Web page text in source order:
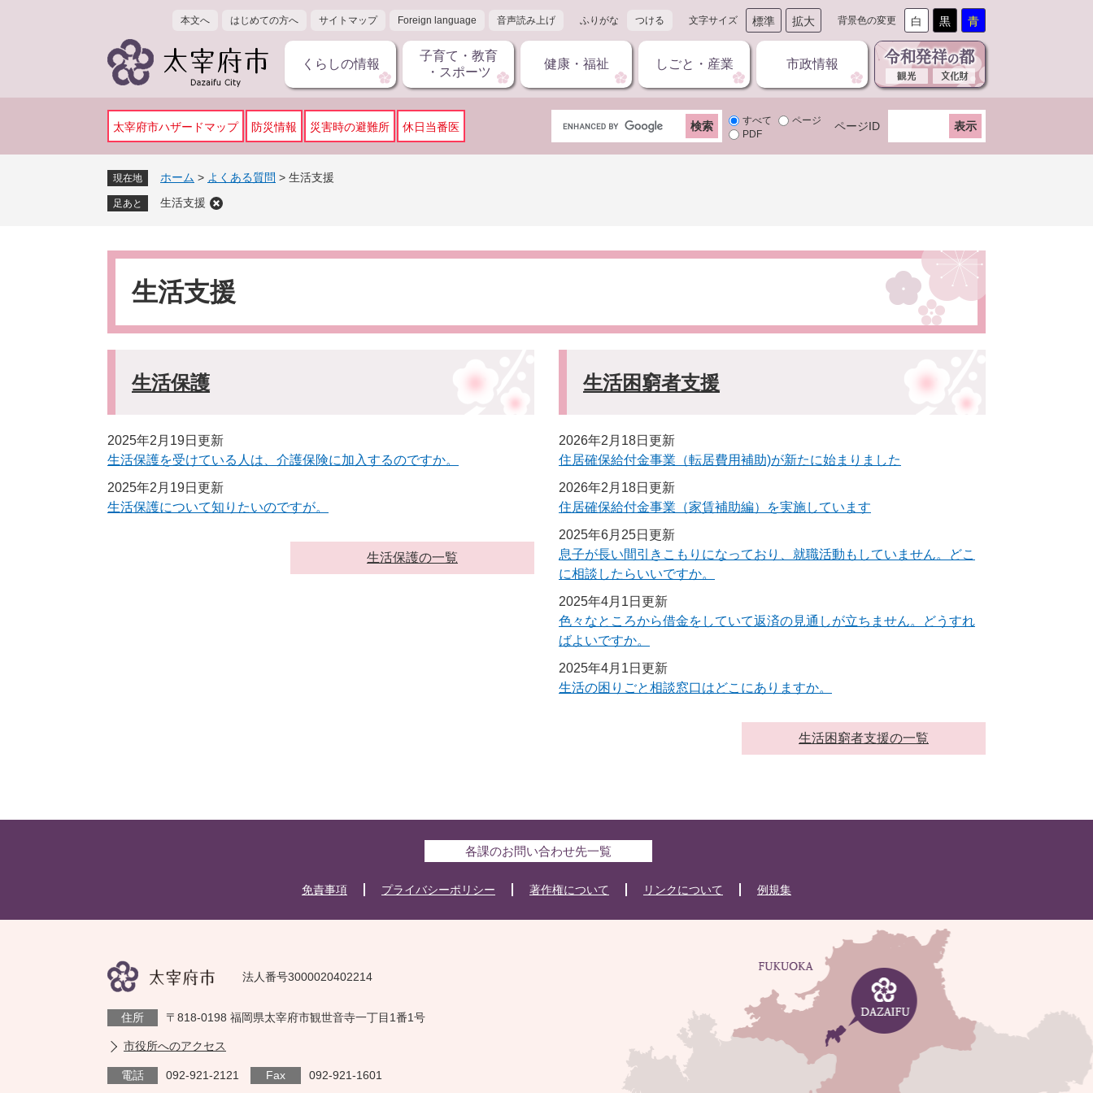
本文へ はじめての方へ サイトマップ Foreign language 音声読み上げ ふりがな つける 文字サイズ 標準 拡大 背景色の変更 白 黒 青
くらしの情報
子育て・教育
・スポーツ
健康・福祉 しごと・産業 市政情報
太宰府市ハザードマップ 防災情報 災害時の避難所 休日当番医
G
o
タ
すべて
ページ
PDF
ページID
現在地 ホーム > よくある質問 > 生活支援
足あと 生活支援
本
生活支援
生活保護
2025年2月19日更新
生活保護を受けている人は、介護保険に加入するのですか。
2025年2月19日更新
生活保護について知りたいのですが。
生活保護の一覧
生活困窮者支援
2026年2月18日更新
住居確保給付金事業（転居費用補助)が新たに始まりました
2026年2月18日更新
住居確保給付金事業（家賃補助編）を実施しています
2025年6月25日更新
息子が長い間引きこもりになっており、就職活動もしていません。どこ
に相談したらいいですか。
2025年4月1日更新
色々なところから借金をしていて返済の見通しが立ちません。どうすれ
ばよいですか。
2025年4月1日更新
生活の困りごと相談窓口はどこにありますか。
生活困窮者支援の一覧
各課のお問い合わせ先一覧
免責事項 プライバシーポリシー 著作権について リンクについて 例規集
法人番号3000020402214
住所 〒818-0198 福岡県太宰府市観世音寺一丁目1番1号
市役所へのアクセス
電話 092-921-2121 Fax 092-921-1601